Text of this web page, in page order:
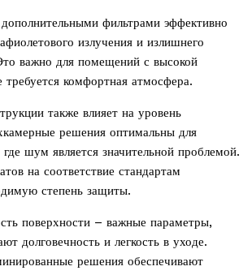
фильтрами эффективно
излучения и излишнего
важно для помещений с высокой
требуется комфортная атмосфера.
также влияет на уровень
решения оптимальны для
шум является значительной проблемой.
на соответствие стандартам
степень защиты.
поверхности – важные параметры,
долговечность и легкость в уходе.
решения обеспечивают